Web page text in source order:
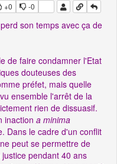
+0
-0
son temps avec ça de
de faire condamner l'Etat
douteuses des
préfet, mais quelle
ensemble l'arrêt de la
rien de dissuasif.
inaction a minima
Dans le cadre d'un conflit
peut se permettre de
pendant 40 ans